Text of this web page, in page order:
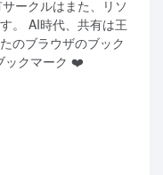
ークルはまた、リソ
。 AI時代、共有は王
のブラウザのブック
ックマーク ❤️